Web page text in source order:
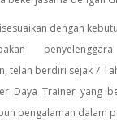
dengan
telah berdiri sejak 7
Daya Trainer yang
pengalaman dalam